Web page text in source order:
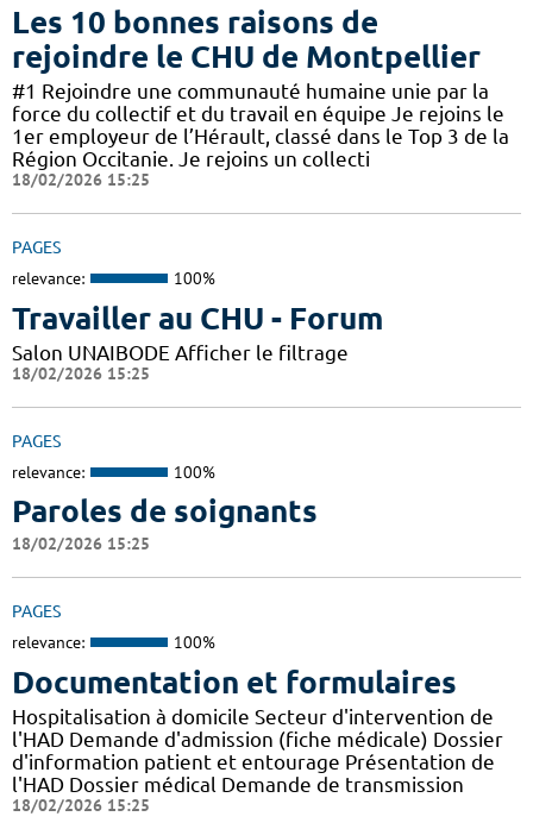
Les 10 bonnes raisons de
rejoindre le CHU de Montpellier
#1 Rejoindre une communauté humaine unie par la
force du collectif et du travail en équipe Je rejoins le
1er employeur de l’Hérault, classé dans le Top 3 de la
Région Occitanie. Je rejoins un collecti
18/02/2026 15:25
PAGES
relevance: 100%
Travailler au CHU - Forum
Salon UNAIBODE Afficher le filtrage
18/02/2026 15:25
PAGES
relevance: 100%
Paroles de soignants
18/02/2026 15:25
PAGES
relevance: 100%
Documentation et formulaires
Hospitalisation à domicile Secteur d'intervention de
l'HAD Demande d'admission (fiche médicale) Dossier
d'information patient et entourage Présentation de
l'HAD Dossier médical Demande de transmission
18/02/2026 15:25